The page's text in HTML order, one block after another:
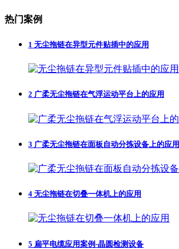
热门案例
1 无尘拖链在异型元件贴插中的应用
2 广柔无尘拖链在气浮运动平台上的应用
3 广柔无尘拖链在面板自动分拣设备上的应用
4 无尘拖链在切叠一体机上的应用
5 扁平电缆应用案例-晶圆检测设备